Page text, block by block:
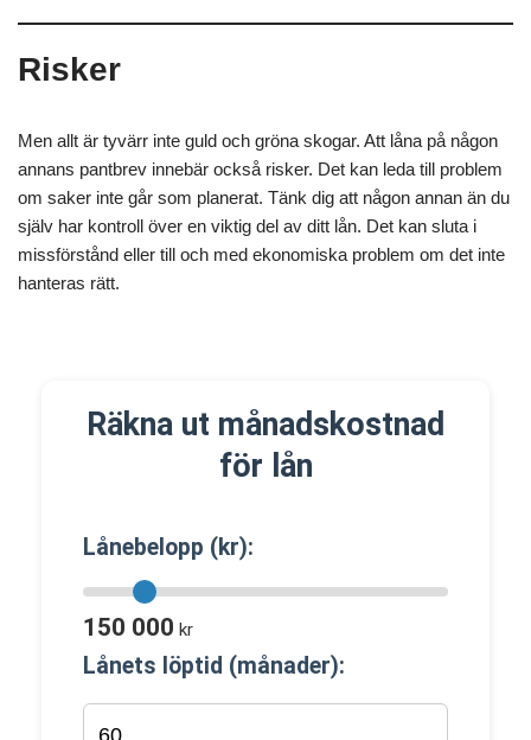
Risker
Men allt är tyvärr inte guld och gröna skogar. Att låna på någon
annans pantbrev innebär också risker. Det kan leda till problem
om saker inte går som planerat. Tänk dig att någon annan än du
själv har kontroll över en viktig del av ditt lån. Det kan sluta i
missförstånd eller till och med ekonomiska problem om det inte
hanteras rätt.
Räkna ut månadskostnad
för lån
Lånebelopp (kr):
150 000 kr
Lånets löptid (månader):